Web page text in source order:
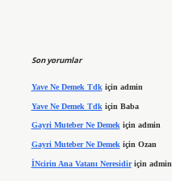
Son yorumlar
Yave Ne Demek Tdk için admin
Yave Ne Demek Tdk için Baba
Gayri Muteber Ne Demekiçin admin
Gayri Muteber Ne Demek için Ozan
İNcirin Ana Vatanı Neresidiriçin admin